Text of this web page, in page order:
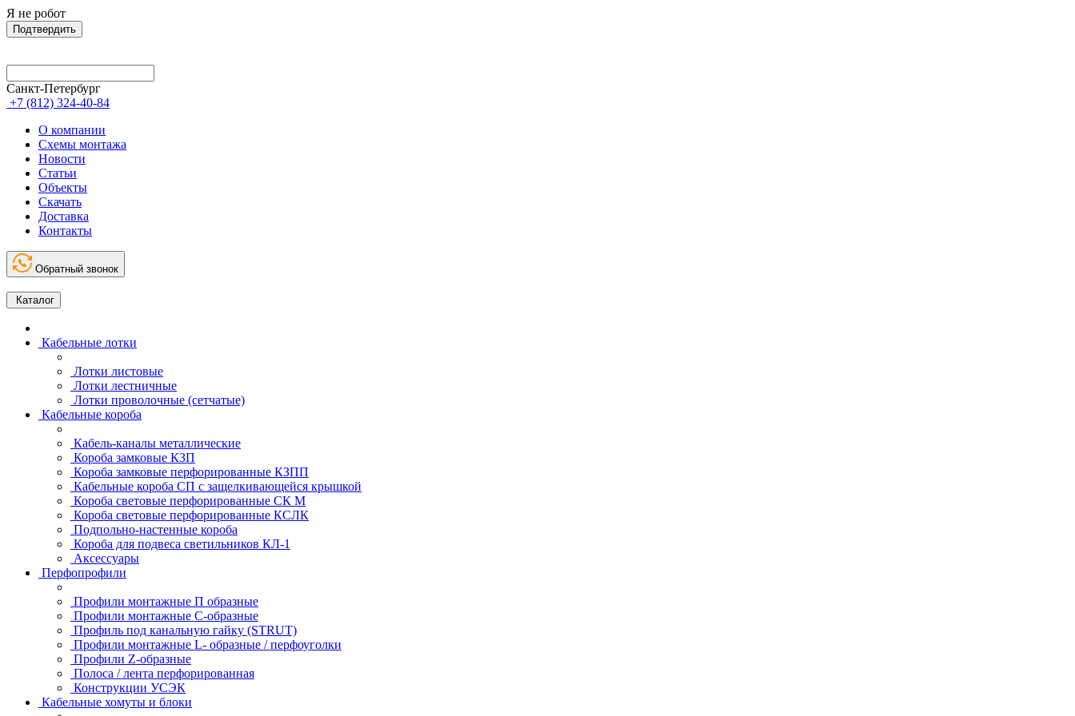
Я не робот
Подтвердить
Санкт-Петербург
+7 (812) 324-40-84
О компании
Схемы монтажа
Новости
Статьи
Объекты
Скачать
Доставка
Контакты
Обратный звонок
Каталог
Кабельные лотки
Лотки листовые
Лотки лестничные
Лотки проволочные (сетчатые)
Кабельные короба
Кабель-каналы металлические
Короба замковые КЗП
Короба замковые перфорированные КЗПП
Кабельные короба СП с защелкивающейся крышкой
Короба световые перфорированные СК М
Короба световые перфорированные КСЛК
Подпольно-настенные короба
Короба для подвеса светильников КЛ-1
Аксессуары
Перфопрофили
Профили монтажные П образные
Профили монтажные C-образные
Профиль под канальную гайку (STRUT)
Профили монтажные L- образные / перфоуголки
Профили Z-образные
Полоса / лента перфорированная
Конструкции УСЭК
Кабельные хомуты и блоки